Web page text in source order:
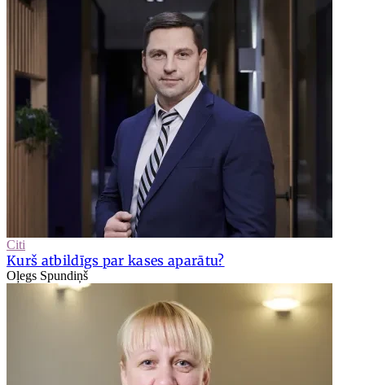
Citi
Kurš atbildīgs par kases aparātu?
Oļegs Spundiņš